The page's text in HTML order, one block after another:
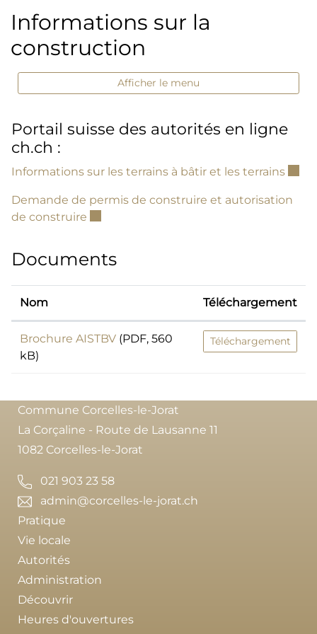
Informations sur la
construction
Afficher le menu
Portail suisse des autorités en ligne
ch.ch :
Informations sur les terrains à bâtir et les terrainsCe
Demande de permis de construire et autorisation
de construire
Documents
Nom Téléchargement
Brochure AISTBV (PDF, 560
kB)
Téléchargement
Commune Corcelles-le-Jorat
La Corçaline - Route de Lausanne 11
1082 Corcelles-le-Jorat
021 903 23 58
admin@corcelles-le-jorat.ch
Pratique
Vie locale
Autorités
Administration
Découvrir
Heures d'ouvertures